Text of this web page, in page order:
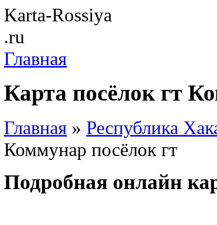
Karta-Rossiya
.ru
Главная
Карта посёлок гт
Главная » Республика
Коммунар посёлок гт
Подробная онлайн